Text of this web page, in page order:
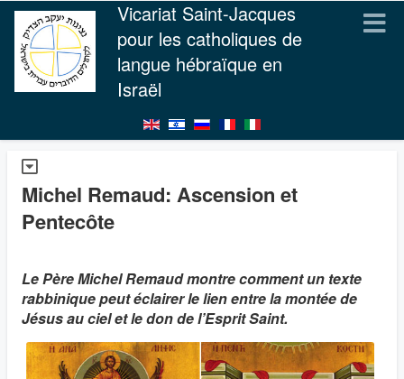
Vicariat Saint-Jacques
pour les catholiques de
langue hébraïque en
Israël
Michel Remaud: Ascension et
Pentecôte
Le Père Michel Remaud montre comment un texte
rabbinique peut éclairer le lien entre la montée de
Jésus au ciel et le don de l’Esprit Saint.